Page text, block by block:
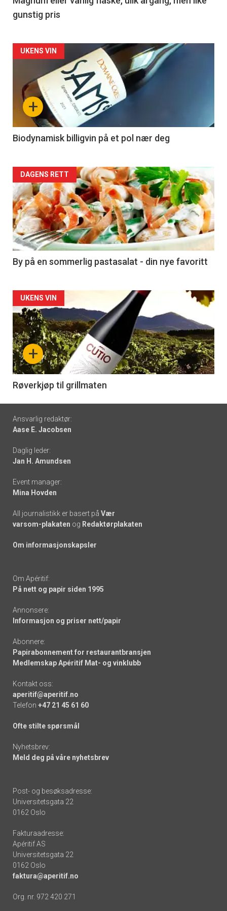
gunstig pris
Forsiden
akkurat
nå
4
+
UKENS VIN
Biodynamisk billigvin på et pol nær deg
Forsiden
akkurat
nå
-
5
DAGENS RETT
By på en sommerlig pastasalat - din nye favoritt
Forsiden
akkurat
nå
-
6
+
UKENS VIN
Røverkjøp til grillmaten
Footer
-
links
Ansvarlig redaktør:
Aase E. Jacobsen
Daglig leder:
Jan H. Amundsen
Event manager:
Mina Hovden
All journalistikk er basert på Vær
varsom-plakaten og Redaktørplakaten
Om informasjonskapsler
Om Apéritif:
På nett og papir siden 1995
Annonsere:
Informasjon og priser nett/papir
Abonnere:
Papirabonnement for restaurantbransjen
Medlemskap Apéritif Mat- og vinklubb
Kontakt oss:
aperitif@aperitif.no
Telefon +47 21 45 61 60
Ofte stilte spørsmål
Nyhetsbrev:
Meld deg på våre nyhetsbrev
Post- og besøksadresse:
Universitetsgata 22
0162 Oslo
Fakturaadresse:
Apéritif AS
Universitetsgata 22
0162 Oslo
faktura@aperitif.no
Org. nr. 972 420 271